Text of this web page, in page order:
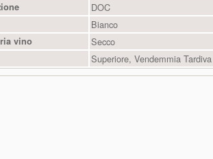
DOC
Bianco
vino Secco
Superiore, Vendemmia Tardiva